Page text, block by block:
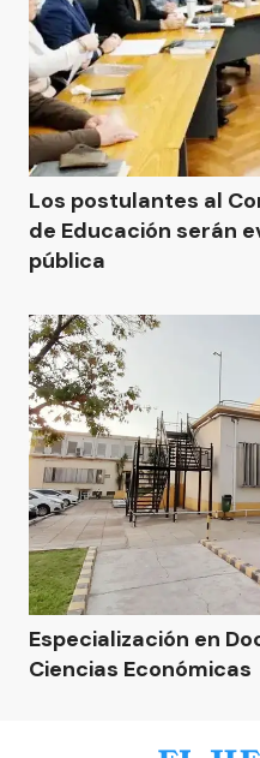
Los postulantes al
de Educación serán
pública
Especialización en
Ciencias Económicas